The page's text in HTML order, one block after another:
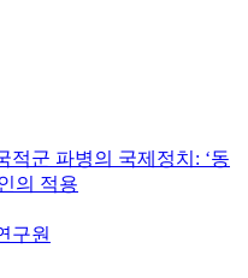
적군 파병의 국제정치: ‘동
의 적용
구원